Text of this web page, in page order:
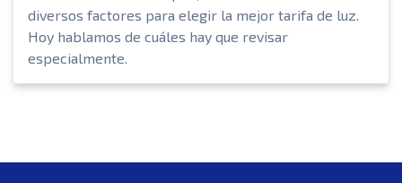
diversos factores para elegir la mejor tarifa de luz.
Hoy hablamos de cuáles hay que revisar
especialmente.